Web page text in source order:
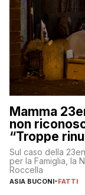
Mamma
non
“Troppe
Sul caso della
per la Famiglia, la
Roccella
ASIA BUCONI-FATTI